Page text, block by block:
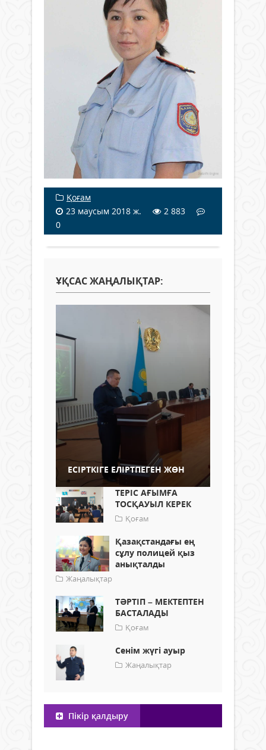
Қоғам
23 маусым 2018 ж.
2 883
0
ҰҚСАС ЖАҢАЛЫҚТАР:
ЕСІРТКІГЕ ЕЛІРТПЕГЕН ЖӨН
ТЕРІС АҒЫМҒА
ТОСҚАУЫЛ КЕРЕК
Қоғам
Қазақстандағы ең
сұлу полицей қыз
анықталды
Жаңалықтар
ТӘРТІП – МЕКТЕПТЕН
БАСТАЛАДЫ
Қоғам
Сенім жүгі ауыр
Жаңалықтар
Пікір қалдыру